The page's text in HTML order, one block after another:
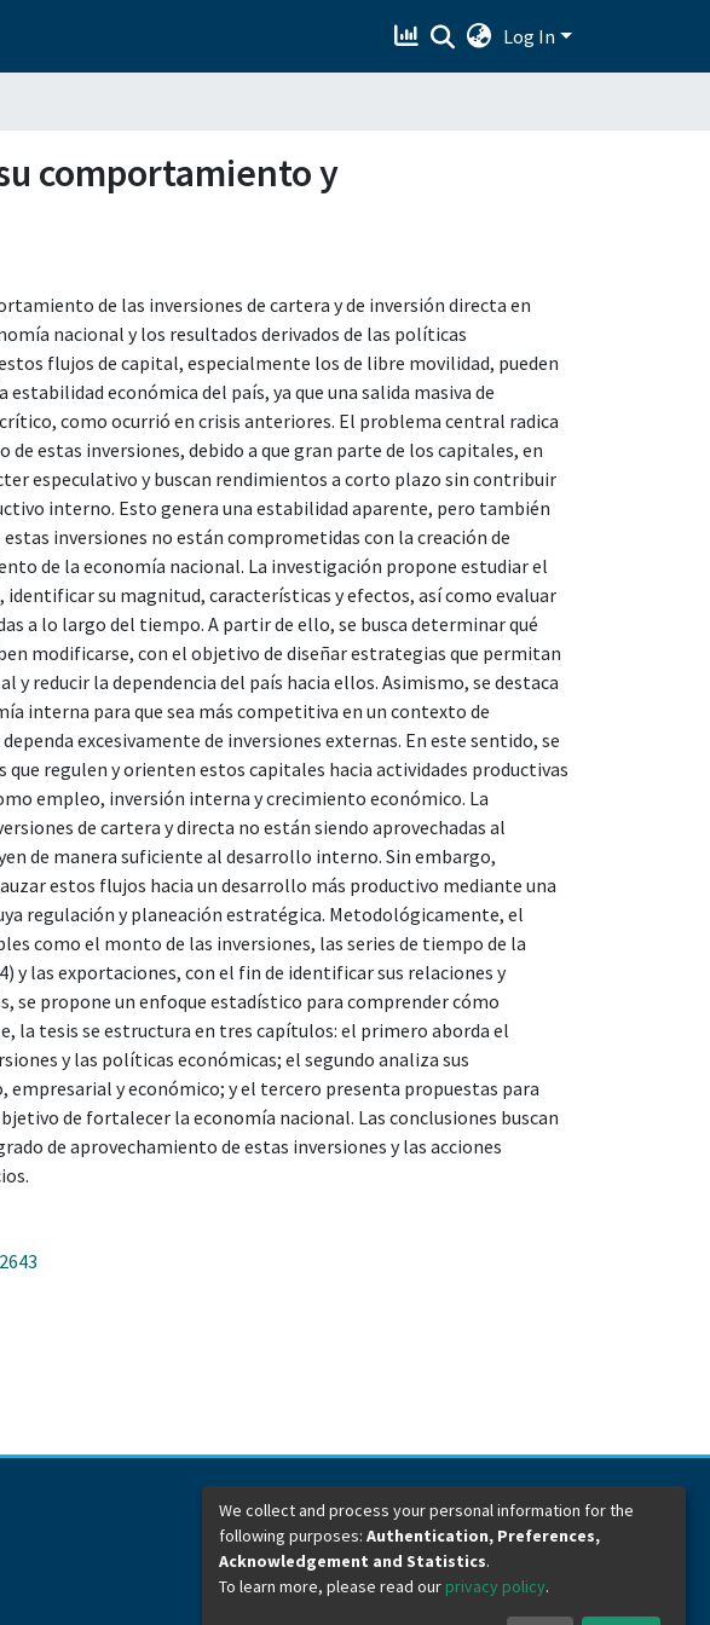
Log In
comportamiento y
de las inversiones de cartera y de inversión directa en
nacional y los resultados derivados de las políticas
flujos de capital, especialmente los de libre movilidad, pueden
económica del país, ya que una salida masiva de
como ocurrió en crisis anteriores. El problema central radica
estas inversiones, debido a que gran parte de los capitales, en
especulativo y buscan rendimientos a corto plazo sin contribuir
interno. Esto genera una estabilidad aparente, pero también
inversiones no están comprometidas con la creación de
de la economía nacional. La investigación propone estudiar el
su magnitud, características y efectos, así como evaluar
a lo largo del tiempo. A partir de ello, se busca determinar qué
modificarse, con el objetivo de diseñar estrategias que permitan
y reducir la dependencia del país hacia ellos. Asimismo, se destaca
interna para que sea más competitiva en un contexto de
excesivamente de inversiones externas. En este sentido, se
regulen y orienten estos capitales hacia actividades productivas
empleo, inversión interna y crecimiento económico. La
de cartera y directa no están siendo aprovechadas al
de manera suficiente al desarrollo interno. Sin embargo,
estos flujos hacia un desarrollo más productivo mediante una
regulación y planeación estratégica. Metodológicamente, el
como el monto de las inversiones, las series de tiempo de la
y las exportaciones, con el fin de identificar sus relaciones y
se propone un enfoque estadístico para comprender cómo
la tesis se estructura en tres capítulos: el primero aborda el
y las políticas económicas; el segundo analiza sus
empresarial y económico; y el tercero presenta propuestas para
de fortalecer la economía nacional. Las conclusiones buscan
de aprovechamiento de estas inversiones y las acciones
Dirección General de Bibliotecas
Boulevard Valsequillo y Av. de las Torres
Ciudad Universitaria. Col. San Manuel
C.P. 72570
We collect and process your personal information for the
following purposes: Authentication, Preferences,
Acknowledgement and Statistics.
To learn more, please read our privacy policy.